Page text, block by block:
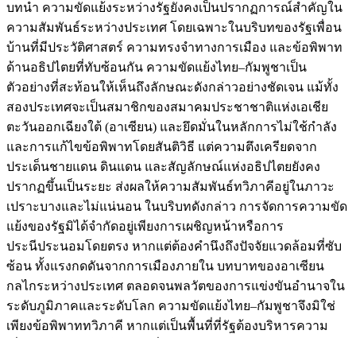
บทนำ ความขัดแย้งระหว่างรัฐยังคงเป็นปรากฏการณ์สำคัญใน
ความสัมพันธ์ระหว่างประเทศ โดยเฉพาะในบริบทของรัฐเพื่อน
บ้านที่มีประวัติศาสตร์ ความทรงจำทางการเมือง และข้อพิพาท
ด้านอธิปไตยที่ทับซ้อนกัน ความขัดแย้งไทย–กัมพูชาเป็น
ตัวอย่างที่สะท้อนให้เห็นถึงลักษณะดังกล่าวอย่างชัดเจน แม้ทั้ง
สองประเทศจะเป็นสมาชิกของสมาคมประชาชาติแห่งเอเชีย
ตะวันออกเฉียงใต้ (อาเซียน) และยึดมั่นในหลักการไม่ใช้กำลัง
และการแก้ไขข้อพิพาทโดยสันติวิธี แต่ความตึงเครียดจาก
ประเด็นชายแดน ดินแดน และสัญลักษณ์แห่งอธิปไตยยังคง
ปรากฏขึ้นเป็นระยะ ส่งผลให้ความสัมพันธ์ทวิภาคีอยู่ในภาวะ
เปราะบางและไม่แน่นอน ในบริบทดังกล่าว การจัดการความขัด
แย้งของรัฐมิได้จำกัดอยู่เพียงการเผชิญหน้าหรือการ
ประนีประนอมโดยตรง หากแต่ต้องคำนึงถึงปัจจัยแวดล้อมที่ซับ
ซ้อน ทั้งแรงกดดันจากการเมืองภายใน บทบาทของอาเซียน
กลไกระหว่างประเทศ ตลอดจนพลวัตของการแข่งขันอำนาจใน
ระดับภูมิภาคและระดับโลก ความขัดแย้งไทย–กัมพูชาจึงมิใช่
เพียงข้อพิพาททวิภาคี หากแต่เป็นพื้นที่ที่รัฐต้องบริหารความ